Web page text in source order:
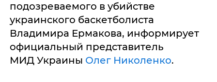
подозреваемого в убийстве
украинского баскетболиста
Владимира Ермакова, информирует
официальный представитель
МИД Украины Олег Николенко.